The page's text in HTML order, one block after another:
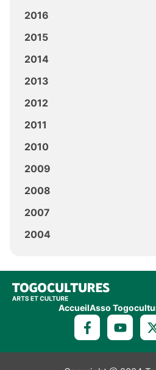
2016
2015
2014
2013
2012
2011
2010
2009
2008
2007
2004
AccueilAsso